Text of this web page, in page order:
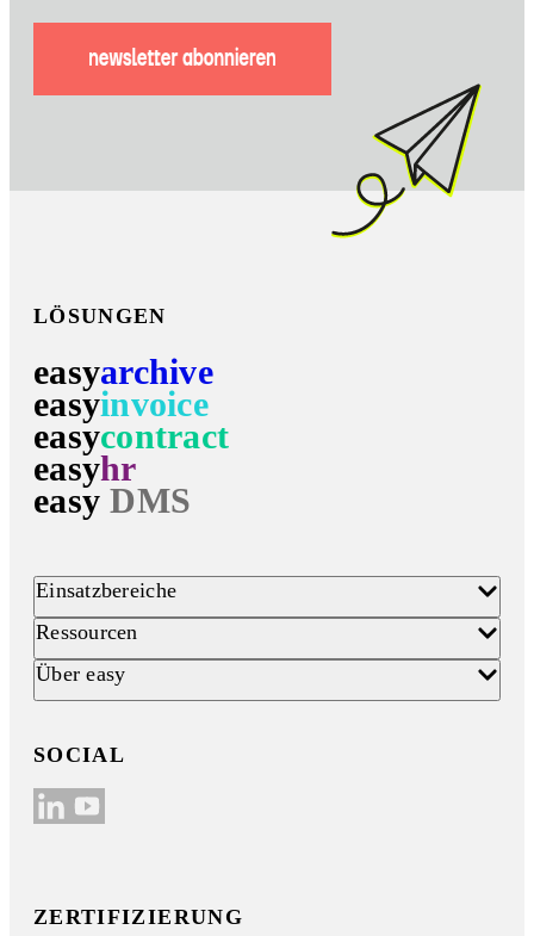
LÖSUNGEN
easyarchive
easyinvoice
easycontract
easyhr
easy DMS
Einsatzbereiche
Ressourcen
Über easy
SOCIAL
ZERTIFIZIERUNG